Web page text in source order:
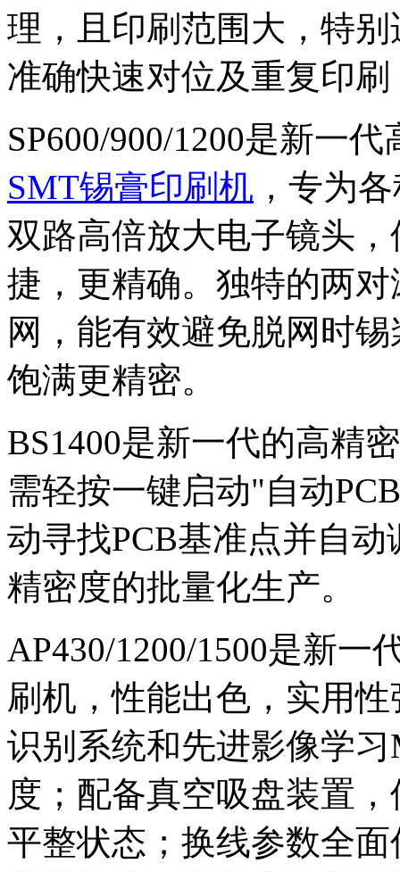
理，且印刷范围大，特
准确快速对位及重复印
SP600/900/1200是新一
SMT锡膏印刷机 ，专为
双路高倍放大电子镜头
捷，更精确。独特的两
网，能有效避免脱网时
饱满更精密。
BS1400是新一代的高精
需轻按一键启动"自动
动寻找PCB基准点并自
精密度的批量化生产。
AP430/1200/1500是新一
刷机，性能出色，实用
识别系统和先进影像学
度；配备真空吸盘装置
平整状态；换线参数全